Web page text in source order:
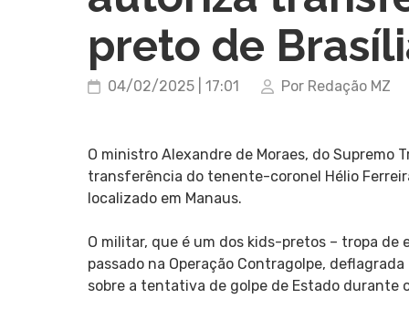
preto de
04/02/2025 | 17:01 Por Redação MZ
O ministro Alexandre de Moraes, do
transferência do tenente-coronel Hélio
localizado em Manaus.
O militar, que é um dos kids-pretos – tropa
passado na Operação Contragolpe,
sobre a tentativa de golpe de Estado durante